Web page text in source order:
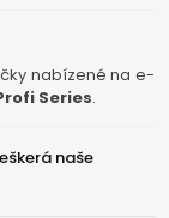
nabízené na e-
Series.
naše